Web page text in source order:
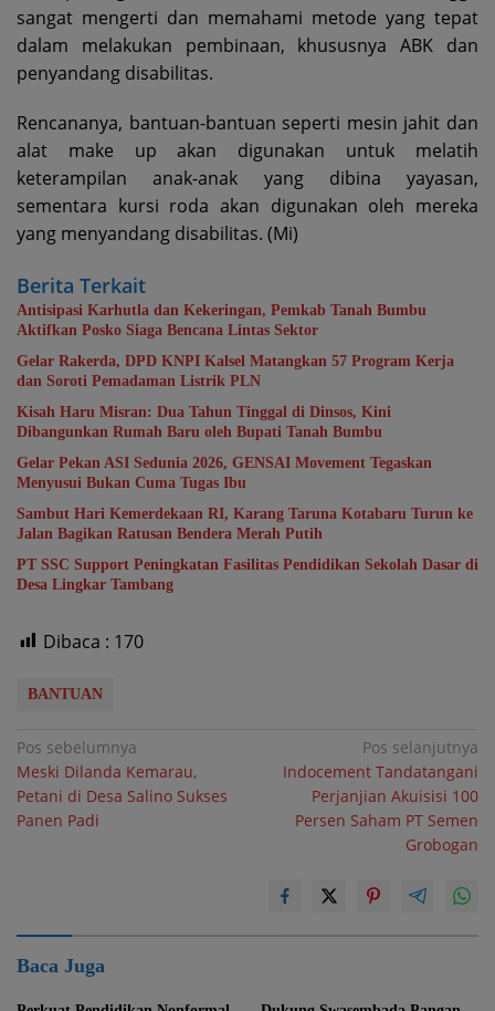
sangat mengerti dan memahami metode yang tepat
dalam melakukan pembinaan, khususnya ABK dan
penyandang disabilitas.
Rencananya, bantuan-bantuan seperti mesin jahit dan
alat make up akan digunakan untuk melatih
keterampilan anak-anak yang dibina yayasan,
sementara kursi roda akan digunakan oleh mereka
yang menyandang disabilitas. (Mi)
Berita Terkait
Antisipasi Karhutla dan Kekeringan, Pemkab Tanah Bumbu
Aktifkan Posko Siaga Bencana Lintas Sektor
Gelar Rakerda, DPD KNPI Kalsel Matangkan 57 Program Kerja
dan Soroti Pemadaman Listrik PLN
Kisah Haru Misran: Dua Tahun Tinggal di Dinsos, Kini
Dibangunkan Rumah Baru oleh Bupati Tanah Bumbu
Gelar Pekan ASI Sedunia 2026, GENSAI Movement Tegaskan
Menyusui Bukan Cuma Tugas Ibu
Sambut Hari Kemerdekaan RI, Karang Taruna Kotabaru Turun ke
Jalan Bagikan Ratusan Bendera Merah Putih
PT SSC Support Peningkatan Fasilitas Pendidikan Sekolah Dasar di
Desa Lingkar Tambang
Dibaca : 170
BANTUAN
Navigasi
pos
Pos sebelumnya
Meski Dilanda Kemarau,
Petani di Desa Salino Sukses
Panen Padi
Pos selanjutnya
Indocement Tandatangani
Perjanjian Akuisisi 100
Persen Saham PT Semen
Grobogan
Baca Juga